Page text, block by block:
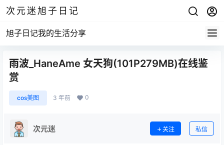
次元迷旭子日记
旭子日记我的生活分享
雨波_HaneAme 女天狗(101P279MB)在线鉴
赏
cos美图 3 年前 0
次元迷 关注 私信